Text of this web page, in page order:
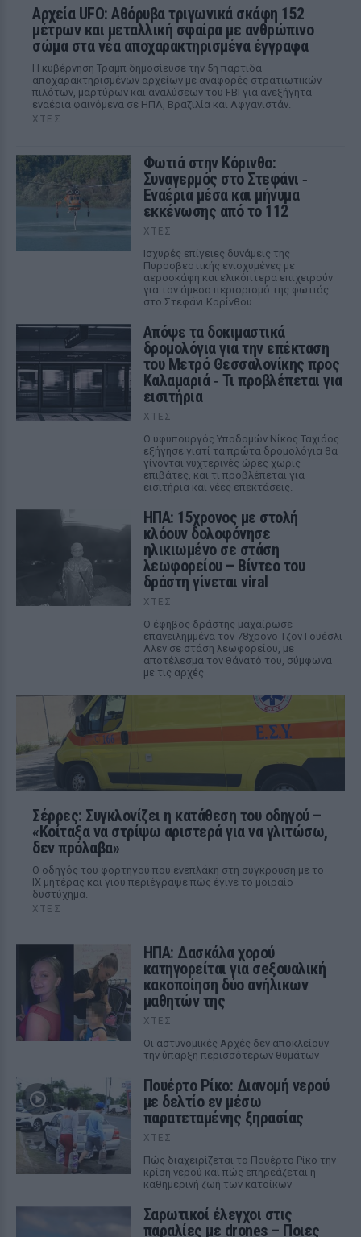
Αρχεία UFO: Αθόρυβα τριγωνικά σκάφη 152
μέτρων και μεταλλική σφαίρα με ανθρώπινο
σώμα στα νέα αποχαρακτηρισμένα έγγραφα
Η κυβέρνηση Τραμπ δημοσίευσε την 5η παρτίδα
αποχαρακτηρισμένων αρχείων με αναφορές στρατιωτικών
πιλότων, μαρτύρων και αναλύσεων του FBI για ανεξήγητα
εναέρια φαινόμενα σε ΗΠΑ, Βραζιλία και Αφγανιστάν.
ΧΤΕΣ
Φωτιά στην Κόρινθο:
Συναγερμός στο Στεφάνι ‑
Εναέρια μέσα και μήνυμα
εκκένωσης από το 112
ΧΤΕΣ
Ισχυρές επίγειες δυνάμεις της
Πυροσβεστικής ενισχυμένες με
αεροσκάφη και ελικόπτερα επιχειρούν
για τον άμεσο περιορισμό της φωτιάς
στο Στεφάνι Κορίνθου.
Απόψε τα δοκιμαστικά
δρομολόγια για την επέκταση
του Μετρό Θεσσαλονίκης προς
Καλαμαριά ‑ Τι προβλέπεται για
εισιτήρια
ΧΤΕΣ
Ο υφυπουργός Υποδομών Νίκος Ταχιάος
εξήγησε γιατί τα πρώτα δρομολόγια θα
γίνονται νυχτερινές ώρες χωρίς
επιβάτες, και τι προβλέπεται για
εισιτήρια και νέες επεκτάσεις.
ΗΠΑ: 15χρονος με στολή
κλόουν δολοφόνησε
ηλικιωμένο σε στάση
λεωφορείου – Βίντεο του
δράστη γίνεται viral
ΧΤΕΣ
Ο έφηβος δράστης μαχαίρωσε
επανειλημμένα τον 78χρονο Τζον Γουέσλι
Αλεν σε στάση λεωφορείου, με
αποτέλεσμα τον θάνατό του, σύμφωνα
με τις αρχές
Σέρρες: Συγκλονίζει η κατάθεση του οδηγού –
«Κοίταξα να στρίψω αριστερά για να γλιτώσω,
δεν πρόλαβα»
Ο οδηγός του φορτηγού που ενεπλάκη στη σύγκρουση με το
ΙΧ μητέρας και γιου περιέγραψε πώς έγινε το μοιραίο
δυστύχημα.
ΧΤΕΣ
ΗΠΑ: Δασκάλα χορού
κατηγορείται για σeξουαλική
κακοποίηση δύο ανήλικων
μαθητών της
ΧΤΕΣ
Οι αστυνομικές Αρχές δεν αποκλείουν
την ύπαρξη περισσότερων θυμάτων
Πουέρτο Ρίκο: Διανομή νερού
με δελτίο εν μέσω
παρατεταμένης ξηρασίας
ΧΤΕΣ
Πώς διαχειρίζεται το Πουέρτο Ρίκο την
κρίση νερού και πώς επηρεάζεται η
καθημερινή ζωή των κατοίκων
Σαρωτικοί έλεγχοι στις
παραλίες με drones – Ποιες